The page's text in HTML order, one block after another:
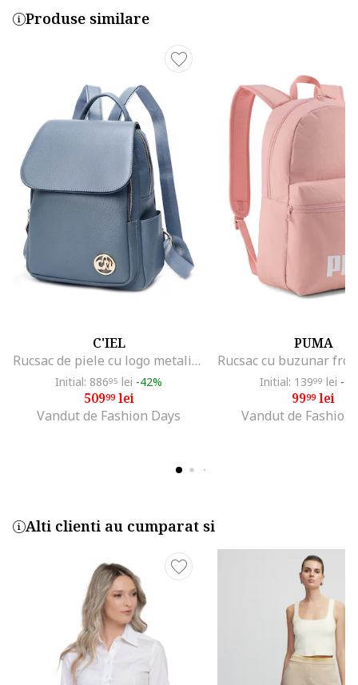
Produse similare
C'IEL
Rucsac de piele cu logo metalic Mars, Albastru prafuit
Initial: 88695 lei -42%
50999lei
Vandut de Fashion Days
PUMA
Initial: 13999 lei -
9999lei
Vandut de Fashion
Alti clienti au cumparat si